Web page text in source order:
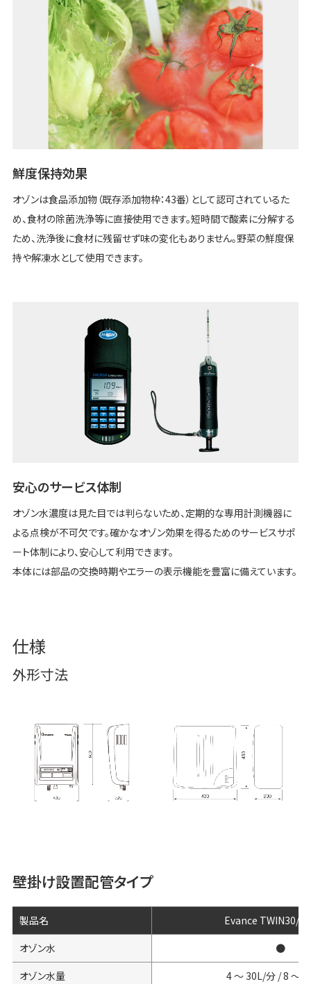
鮮度保持効果
オゾンは食品添加物（既存添加物枠：43番）として認可されているた
め、食材の除菌洗浄等に直接使用できます。短時間で酸素に分解する
ため、洗浄後に食材に残留せず味の変化もありません。野菜の鮮度保
持や解凍水として使用できます。
安心のサービス体制
オゾン水濃度は見た目では判らないため、定期的な専用計測機器に
よる点検が不可欠です。確かなオゾン効果を得るためのサービスサポ
ート体制により、安心して利用できます。
本体には部品の交換時期やエラーの表示機能を豊富に備えています。
仕様
外形寸法
壁掛け設置配管タイプ
製品名
Evance TWIN30/
オゾン水
●
オゾン水量
4 ～ 30L/分 / 8 ～